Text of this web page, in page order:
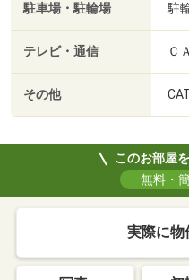
駐車場・駐輪場 駐
テレビ・通信 Ｃ
その他
このお部屋
無料・
実際に物